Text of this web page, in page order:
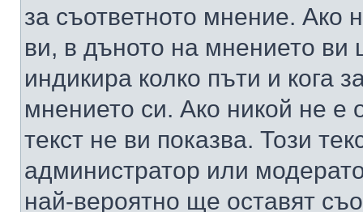
за съответното мнение. Ако
ви, в дъното на мнението ви
индикира колко пъти и кога
мнението си. Ако никой не е
текст не ви показва. Този
администратор или
най-вероятно ще оставят